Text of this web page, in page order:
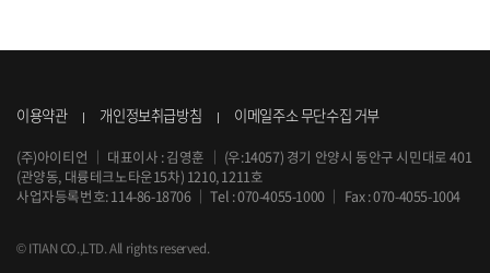
이용약관 개인정보취급방침
이메일주소 무단수집 거부
(주)아이티언 ｜ 대표이사 : 김영훈 ｜ (우:14057) 경기 안양시 동안구 시민대로 401
(관양동, 대륭테크노타운15차) 1210, 1211호
사업자등록번호: 114-86-18706｜Tel :070-4055-1000 ｜ Fax : 070-4055-1004
© ITIAN CO.,LTD. All rights reserved.